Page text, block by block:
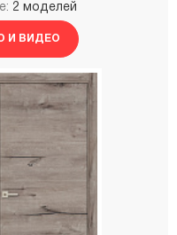
2 моделей
И ВИДЕО